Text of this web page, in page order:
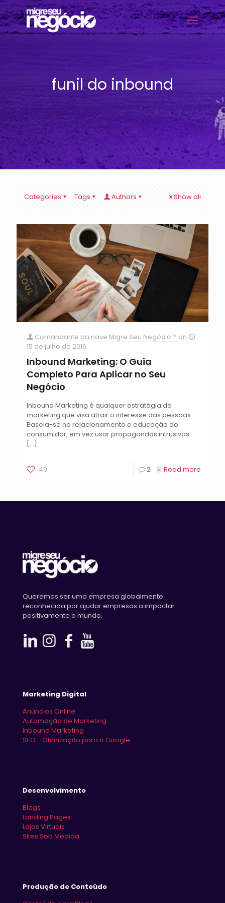
funil do inbound
Categories Tags Authors Show all
Comandante da nave Migre Seu Negócio ? on
15 de julho de 2016
Inbound Marketing: O Guia
Completo Para Aplicar no Seu
Negócio
Inbound Marketing é qualquer estratégia de
marketing que visa atrair o interesse das pessoas.
Baseia-se no relacionamento e educação do
consumidor, em vez usar propagandas intrusivas.
[…]
49 2 Read more
Queremos ser uma empresa globalmente
reconhecida por ajudar empresas a impactar
positivamente o mundo.
Marketing Digital
Anúncios Online
Automação de Marketing
Inbound Marketing
SEO - Otimização para o Google
Desenvolvimento
Blogs
Landing Pages
Lojas Virtuais
Sites Sob Medida
Produção de Conteúdo